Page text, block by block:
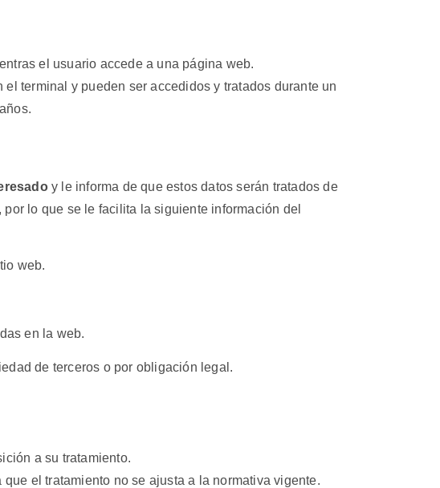
el usuario accede a una página web.
terminal y pueden ser accedidos y tratados durante un
y le informa de que estos datos serán tratados de
lo que se le facilita la siguiente información del
web.
en la web.
de terceros o por obligación legal.
a su tratamiento.
el tratamiento no se ajusta a la normativa vigente.